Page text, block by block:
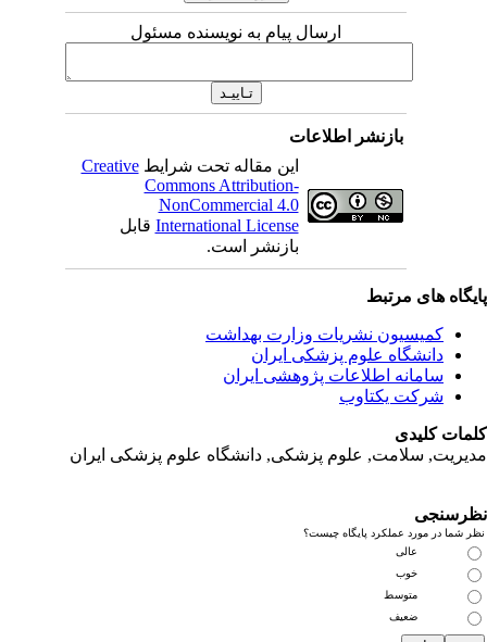
ارسال پیام به نویسنده مسئول
بازنشر اطلاعات
این مقاله تحت شرایطCreative
Commons Attribution-
NonCommercial 4.0
International Licenseقابل
بازنشر است.
های مرتبط
کمیسیون نشریات وزارت بهداشت
دانشگاه علوم پزشکی ایران
سامانه اطلاعات پژوهشی ایران
شرکت یکتاوب
کلیدی
سلامت, علوم پزشکی, دانشگاه علوم پزشکی ایران
شما در مورد عملکرد پایگاه چیست؟
عالی
خوب
متوسط
ضعیف